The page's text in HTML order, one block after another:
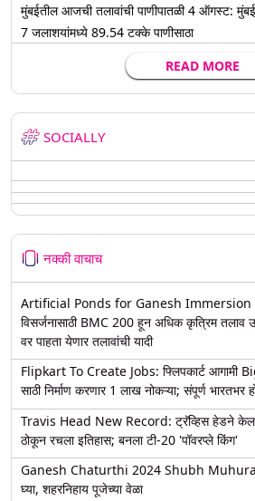
मुंबईतील आजची तलावांची पाणीपातळी 4 ऑगस्ट:
7 जलाशयांमध्ये 89.54 टक्के पाणीसाठा
READ MORE
SOCIALLY
नक्की वाचाच
Artificial Ponds for Ganesh Immersion
विसर्जनासाठी BMC 200 हून अधिक कृत्रिम
वर पाहता येणार तलावांची यादी
Flipkart To Create Jobs: फ्लिपकार्ट आगामी
साठी निर्माण करणार 1 लाख नोकऱ्या; संपूर्ण भारतभर
Travis Head New Record: ट्रॅव्हिस हेडने
ठोकून रचला इतिहास; बनला टी-20 'पॉवरप्ले किंग'
Ganesh Chaturthi 2024 Shubh Muhurat:
घ्या, शहरनिहाय पूजेच्या वेळा